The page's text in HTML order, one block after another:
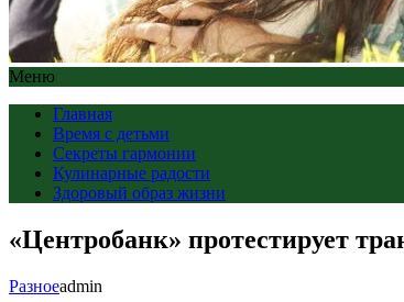
Меню
Главная
Время с детьми
Секреты гармонии
Кулинарные радости
Здоровый образ жизни
«Центробанк» протестирует
Разноеadmin